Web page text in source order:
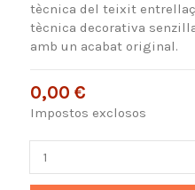
tècnica del teixit
tècnica decorativa
amb un acabat original.
0,00 €
Impostos exclosos